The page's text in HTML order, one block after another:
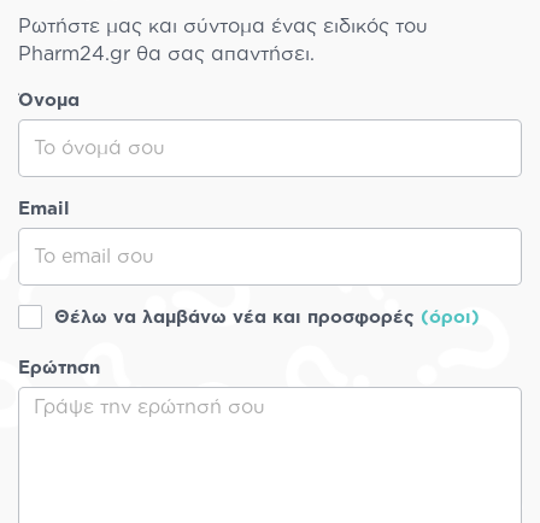
Ρωτήστε μας και σύντομα ένας ειδικός του
Pharm24.gr θα σας απαντήσει.
Όνομα
Email
Θέλω να λαμβάνω νέα και προσφορές (όροι)
Ερώτηση